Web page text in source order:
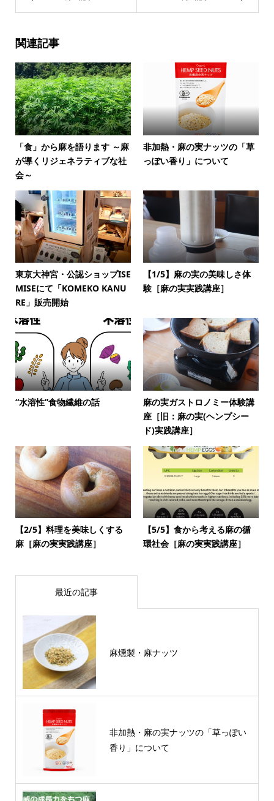
関連記事
「食」から麻を語ります ～麻
が導くリジェネラティブな社
会～
非加熱・麻の実ナッツの「草
っぽい香り」について
東京大神宮・公認ショップISE
MISEにて「KOMEKO KANU
RE」販売開始
【1/5】麻の実の美味しさ体
験［麻の実実践講座］
“水溶性”食物繊維の話
麻の実ガストロノミー体験講
座［旧：麻の実(ヘンプシー
ド)実践講座］
【2/5】料理を美味しくする
麻［麻の実実践講座］
【5/5】食から考える麻の循
環社会［麻の実実践講座］
最近の記事
麻燻製・麻ナッツ
非加熱・麻の実ナッツの「草っぽい
香り」について